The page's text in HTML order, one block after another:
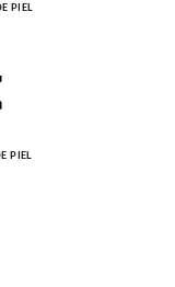
PIEL
PIEL